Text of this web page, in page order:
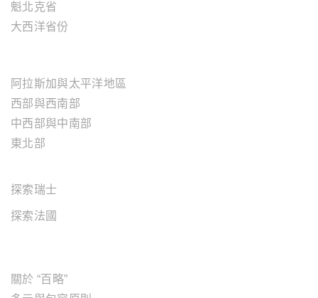
魁北克省
大西洋省份
阿拉斯加與太平洋地區
西部與西南部
中西部與中南部
東北部
探索瑞士
探索法國
關於 “百略”